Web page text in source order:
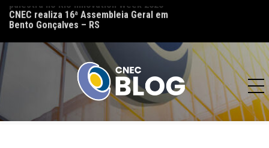
CNEC realiza 16ª Assembleia Geral em
Bento Gonçalves – RS